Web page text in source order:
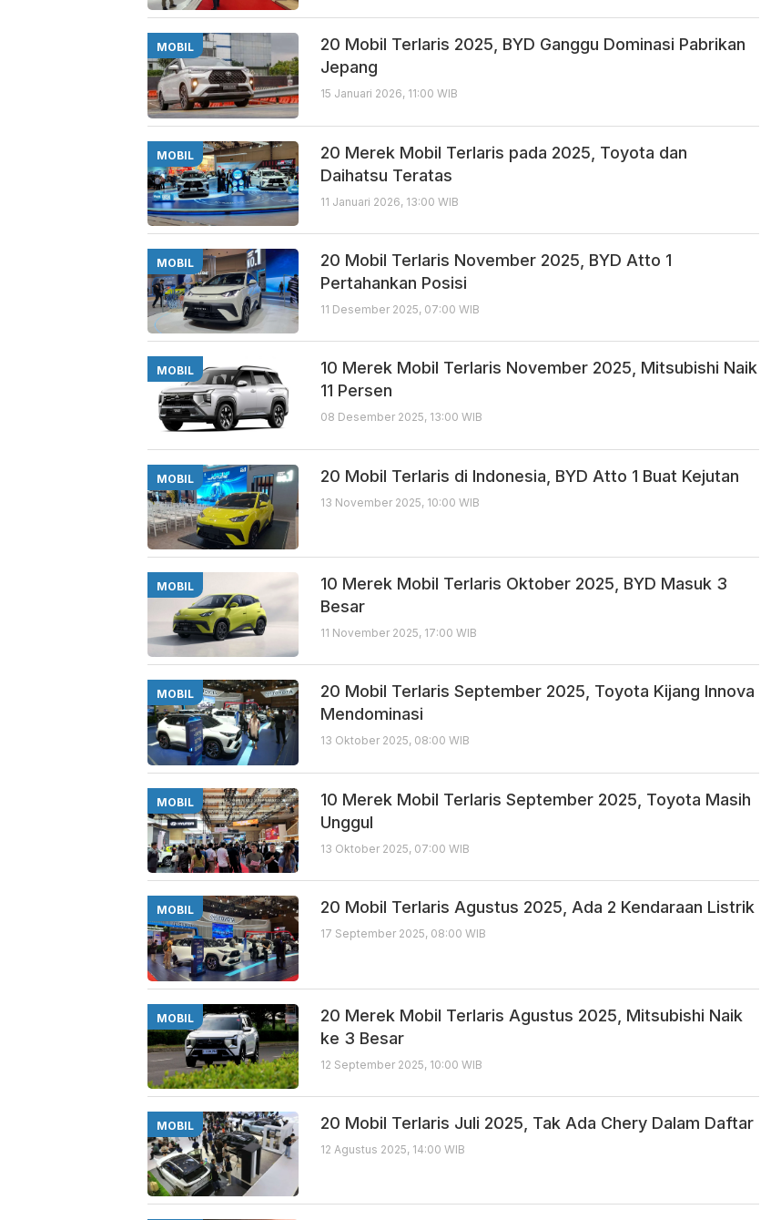
MOBIL
20 Mobil Terlaris 2025, BYD Ganggu Dominasi Pabrikan
Jepang
15 Januari 2026, 11:00 WIB
MOBIL
20 Merek Mobil Terlaris pada 2025, Toyota dan
Daihatsu Teratas
11 Januari 2026, 13:00 WIB
MOBIL
20 Mobil Terlaris November 2025, BYD Atto 1
Pertahankan Posisi
11 Desember 2025, 07:00 WIB
MOBIL
10 Merek Mobil Terlaris November 2025, Mitsubishi Naik
11 Persen
08 Desember 2025, 13:00 WIB
MOBIL 20 Mobil Terlaris di Indonesia, BYD Atto 1 Buat Kejutan
13 November 2025, 10:00 WIB
MOBIL
10 Merek Mobil Terlaris Oktober 2025, BYD Masuk 3
Besar
11 November 2025, 17:00 WIB
MOBIL
20 Mobil Terlaris September 2025, Toyota Kijang Innova
Mendominasi
13 Oktober 2025, 08:00 WIB
MOBIL
10 Merek Mobil Terlaris September 2025, Toyota Masih
Unggul
13 Oktober 2025, 07:00 WIB
MOBIL 20 Mobil Terlaris Agustus 2025, Ada 2 Kendaraan Listrik
17 September 2025, 08:00 WIB
MOBIL
20 Merek Mobil Terlaris Agustus 2025, Mitsubishi Naik
ke 3 Besar
12 September 2025, 10:00 WIB
MOBIL 20 Mobil Terlaris Juli 2025, Tak Ada Chery Dalam Daftar
12 Agustus 2025, 14:00 WIB